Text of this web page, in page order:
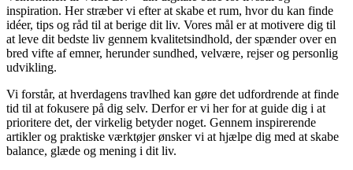
inspiration. Her stræber vi efter at skabe et rum, hvor du kan finde
idéer, tips og råd til at berige dit liv. Vores mål er at motivere dig til
at leve dit bedste liv gennem kvalitetsindhold, der spænder over en
bred vifte af emner, herunder sundhed, velvære, rejser og personlig
udvikling.
Vi forstår, at hverdagens travlhed kan gøre det udfordrende at finde
tid til at fokusere på dig selv. Derfor er vi her for at guide dig i at
prioritere det, der virkelig betyder noget. Gennem inspirerende
artikler og praktiske værktøjer ønsker vi at hjælpe dig med at skabe
balance, glæde og mening i dit liv.